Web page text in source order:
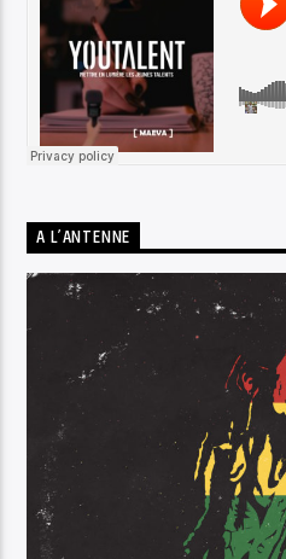
A L’ANTENNE